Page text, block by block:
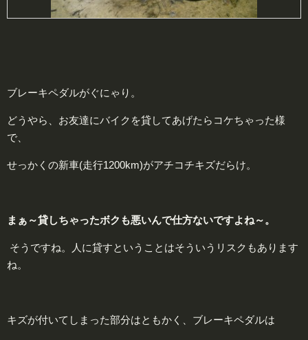
ブレーキペダルがぐにゃり。
どうやら、お友達にバイクを貸してあげたらコケちゃった様
で、
せっかくの新車(走行1200km)がアチコチキズだらけ。
まぁ～貸しちゃったボクも悪いんで仕方ないですよね～。
そうですね。人に貸すということはそういうリスクもあります
ね。
キズが付いてしまった部分はともかく、ブレーキペダルは